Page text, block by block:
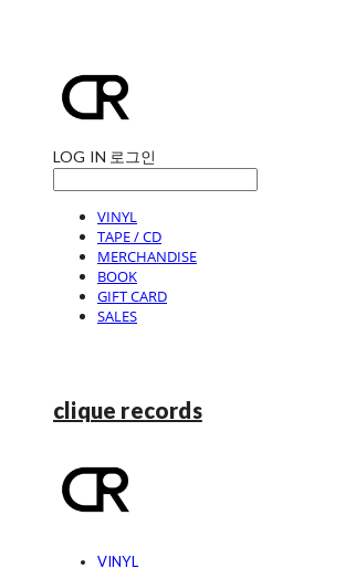
LOG IN 로그인
VINYL
TAPE / CD
MERCHANDISE
BOOK
GIFT CARD
SALES
clique records
VINYL